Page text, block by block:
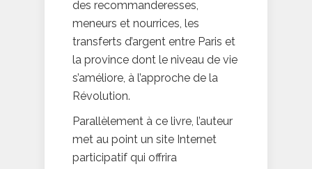
des recommanderesses,
meneurs et nourrices, les
transferts d’argent entre Paris et
la province dont le niveau de vie
s’améliore, à l’approche de la
Révolution.
Parallèlement à ce livre, l’auteur
met au point un site Internet
participatif qui offrira